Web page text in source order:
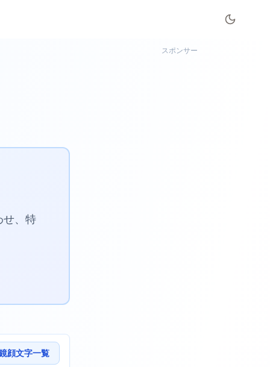
せ、特
顔文字一覧
スポンサー